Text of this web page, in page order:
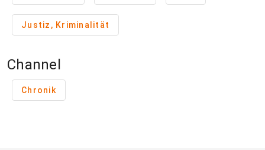
Justiz, Kriminalität
Channel
Chronik